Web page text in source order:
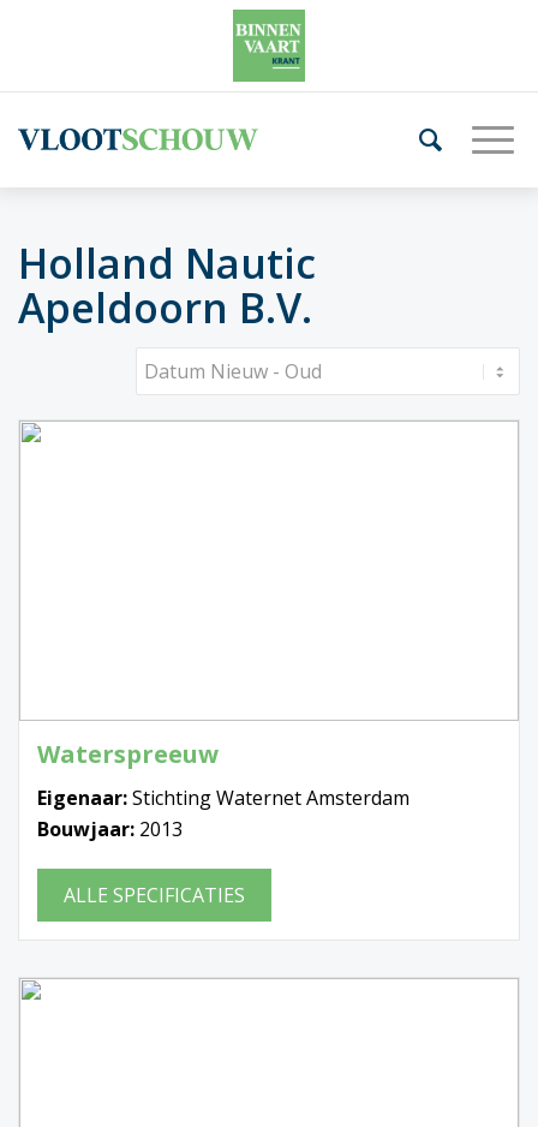
Holland Nautic
Apeldoorn B.V.
Waterspreeuw
Eigenaar:Stichting Waternet Amsterdam
Bouwjaar: 2013
ALLE SPECIFICATIES